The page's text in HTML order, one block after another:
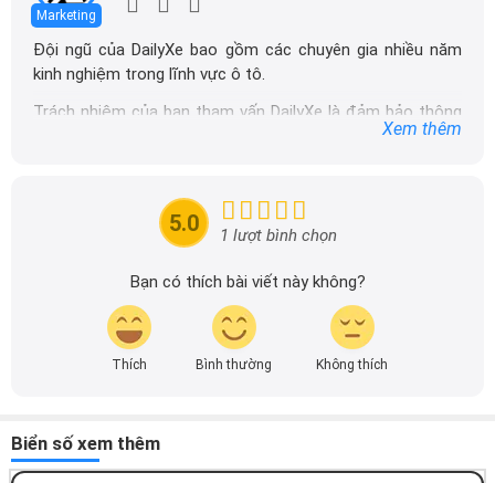
Marketing
Đội ngũ của DailyXe bao gồm các chuyên gia nhiều năm
kinh nghiệm trong lĩnh vực ô tô.
Trách nhiệm của ban tham vấn DailyXe là đảm bảo thông
tin chính xác được đăng tải trên dailyxe.com.vn, thường
tin nhanh chóng và dễ dàng hơn.
Xem thêm
5.0 1 lượt bình chọn
Bạn có thích bài viết này không?
Thích Bình thường Không thích
Biển số xem thêm